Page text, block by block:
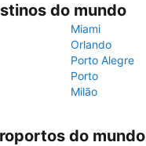
do mundo
Miami
Orlando
Porto Alegre
Porto
Milão
do mundo